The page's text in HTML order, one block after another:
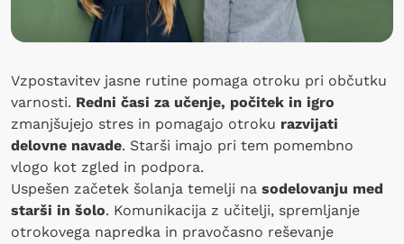
Vzpostavitev jasne rutine pomaga otroku pri občutku
varnosti. Redni časi za učenje, počitek in igro
zmanjšujejo stres in pomagajo otroku razvijati
delovne navade. Starši imajo pri tem pomembno
vlogo kot zgled in podpora.
Uspešen začetek šolanja temelji na sodelovanju med
starši in šolo. Komunikacija z učitelji, spremljanje
otrokovega napredka in pravočasno reševanje